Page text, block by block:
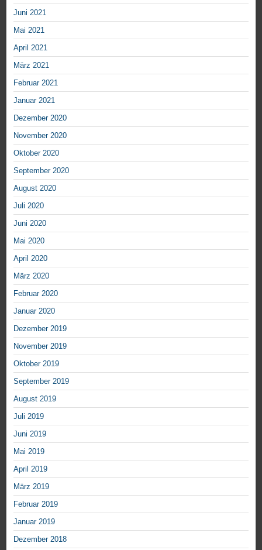
Juni 2021
Mai 2021
April 2021
März 2021
Februar 2021
Januar 2021
Dezember 2020
November 2020
Oktober 2020
September 2020
August 2020
Juli 2020
Juni 2020
Mai 2020
April 2020
März 2020
Februar 2020
Januar 2020
Dezember 2019
November 2019
Oktober 2019
September 2019
August 2019
Juli 2019
Juni 2019
Mai 2019
April 2019
März 2019
Februar 2019
Januar 2019
Dezember 2018